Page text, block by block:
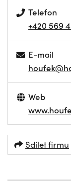
Telefon
+420 569
E-mail
Web
Sdílet firmu